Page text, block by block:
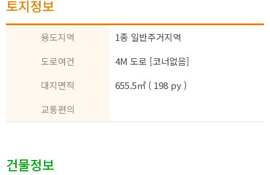
토지정보
용도지역
1종 일반주거지역
도로여건
4M 도로 [코너없음]
대지면적
655.5㎡ ( 198 py )
교통편의
건물정보